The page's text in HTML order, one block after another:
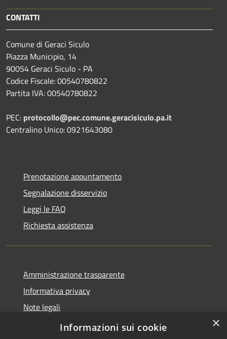
CONTATTI
Comune di Geraci Siculo
Piazza Municipio, 14
90054 Geraci Siculo - PA
Codice Fiscale: 00540780822
Partita IVA: 00540780822
PEC: protocollo@pec.comune.geracisiculo.pa.it
Centralino Unico: 0921643080
Prenotazione appuntamento
Segnalazione disservizio
Leggi le FAQ
Richiesta assistenza
Amministrazione trasparente
Informativa privacy
Note legali
Dichiarazione di accessibilità
×
Informazioni sui cookie